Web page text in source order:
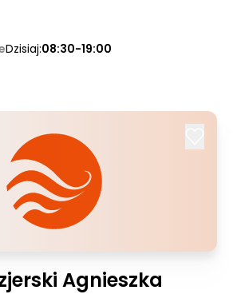
Dzisiaj:08:30-19:00
Agnieszka